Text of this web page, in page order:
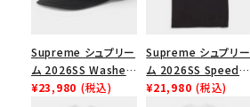
価格から探す
円 ～
Supreme シュプリー
ム 2026SS Washed
Chino Twill Camp
¥23,980 (税込)
Supreme シュプリー
ム 2026SS Speed
Tee スピードTシャツ
¥21,980 (税込)